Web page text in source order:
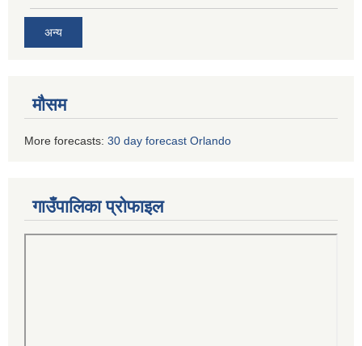
अन्य
मौसम
More forecasts: 30 day forecast Orlando
गाउँपालिका प्रोफाइल